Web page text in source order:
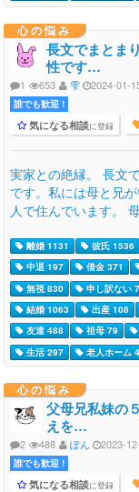
心の悩み
長文でまとま
性です…
1 653 雫 2024-01-
誰でも歓迎 !
気になる相談に登録
実家との絶縁。 長文
です。私には母と兄
人で住んでいます。
離婚 1131 彼氏 1536
中退 197
借金 371
無視 830
申し訳ない
結婚 1063
出産 108
友達 488
祖母 79
生活 297
老人ホーム
心の悩み
父母兄私妹の
えを…
2 488 ぽん 2023-
誰でも歓迎 !
気になる相談に登録